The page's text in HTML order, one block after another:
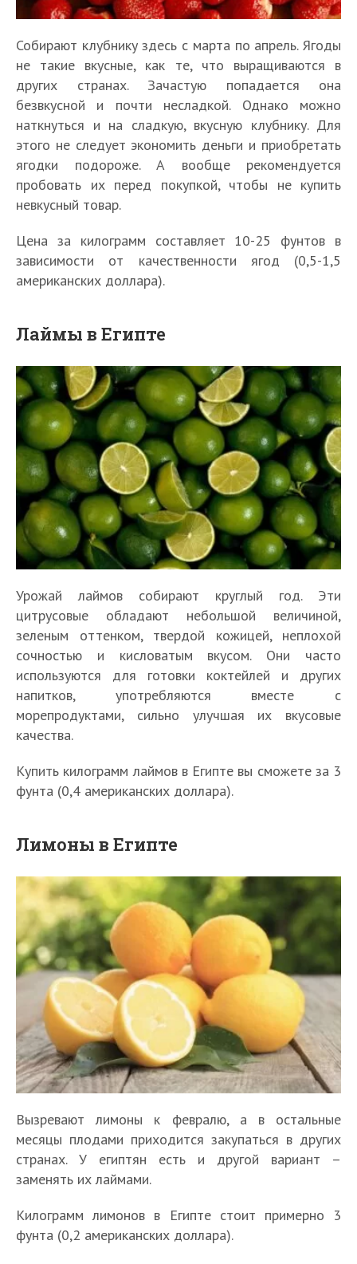
Собирают клубнику здесь с марта по апрель. Ягоды
не такие вкусные, как те, что выращиваются в
других странах. Зачастую попадается она
безвкусной и почти несладкой. Однако можно
наткнуться и на сладкую, вкусную клубнику. Для
этого не следует экономить деньги и приобретать
ягодки подороже. А вообще рекомендуется
пробовать их перед покупкой, чтобы не купить
невкусный товар.
Цена за килограмм составляет 10-25 фунтов в
зависимости от качественности ягод (0,5-1,5
американских доллара).
Лаймы в Египте
Урожай лаймов собирают круглый год. Эти
цитрусовые обладают небольшой величиной,
зеленым оттенком, твердой кожицей, неплохой
сочностью и кисловатым вкусом. Они часто
используются для готовки коктейлей и других
напитков, употребляются вместе с
морепродуктами, сильно улучшая их вкусовые
качества.
Купить килограмм лаймов в Египте вы сможете за 3
фунта (0,4 американских доллара).
Лимоны в Египте
Вызревают лимоны к февралю, а в остальные
месяцы плодами приходится закупаться в других
странах. У египтян есть и другой вариант –
заменять их лаймами.
Килограмм лимонов в Египте стоит примерно 3
фунта (0,2 американских доллара).